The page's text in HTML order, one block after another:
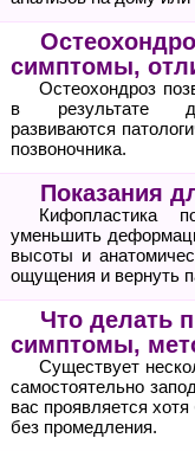
симптомы,
Остеохондроз
в результате
развиваются
позвоночника.
Показания
Кифопластика
уменьшить
высоты и
ощущения и вернуть
Что делать
симптомы,
Существует
самостоятельно
вас проявляется
без промедления.